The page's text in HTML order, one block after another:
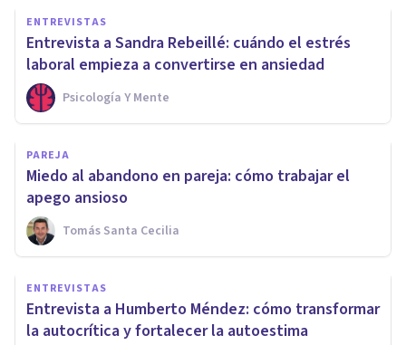
ENTREVISTAS
Entrevista a Sandra Rebeillé: cuándo el estrés
laboral empieza a convertirse en ansiedad
Psicología Y Mente
PAREJA
Miedo al abandono en pareja: cómo trabajar el
apego ansioso
Tomás Santa Cecilia
ENTREVISTAS
Entrevista a Humberto Méndez: cómo transformar
la autocrítica y fortalecer la autoestima